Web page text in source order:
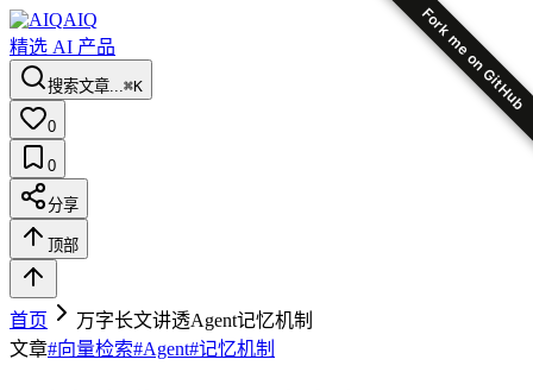
Fork me on GitHub
AIQ
精选 AI 产品
搜索文章...⌘K
0
0
分享
顶部
首页
万字长文讲透Agent记忆机制
文章#向量检索#Agent#记忆机制